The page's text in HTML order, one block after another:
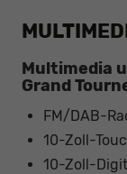
Multimedia
Grand
FM/DAB-
10-Zoll-
10-Zoll-